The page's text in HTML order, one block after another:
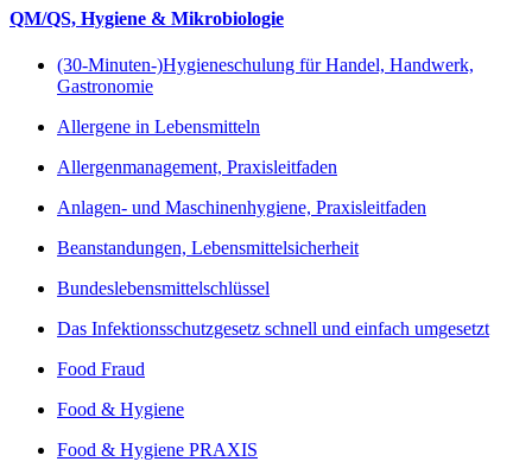
QM/QS, Hygiene & Mikrobiologie
(30-Minuten-)Hygieneschulung für Handel, Handwerk,
Gastronomie
Allergene in Lebensmitteln
Allergenmanagement, Praxisleitfaden
Anlagen- und Maschinenhygiene, Praxisleitfaden
Beanstandungen, Lebensmittelsicherheit
Bundeslebensmittelschlüssel
Das Infektionsschutzgesetz schnell und einfach umgesetzt
Food Fraud
Food & Hygiene
Food & Hygiene PRAXIS